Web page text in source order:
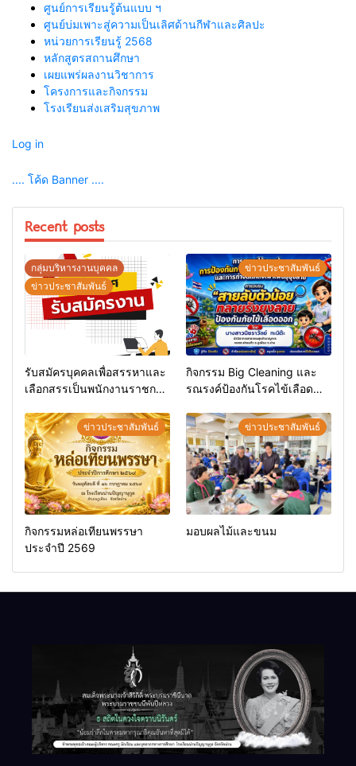
ศูนย์การเรียนรู้ต้นแบบ ฯ
ศูนย์บ่มเพาะสู่ความเป็นเลิศด้านกีฬาและศิลปะ
หน่วยการเรียนรู้ 2568
หลักสูตรสถานศึกษา
เผยแพร่ผลงานวิชาการ
โครงการและกิจกรรม
โรงเรียนส่งเสริมสุขภาพ
Log in
.... โค้ด Banner ....
Recent posts
กลุ่มบริหารงานบุคคล
ข่าวประชาสัมพันธ์
รับสมัครบุคคลเพื่อสรรหาและ
เลือกสรรเป็นพนักงานราชการ
ข่าวประชาสัมพันธ์
กิจกรรม Big Cleaning และ
รณรงค์ป้องกันโรคไข้เลือด
ข่าวประชาสัมพันธ์
กิจกรรมหล่อเทียนพรรษา
ประจำปี 2569
ข่าวประชาสัมพันธ์
มอบผลไม้และขนม